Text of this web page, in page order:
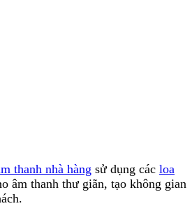
thanh nhà hàng sử dụng các loa
âm thanh thư giãn, tạo không gian